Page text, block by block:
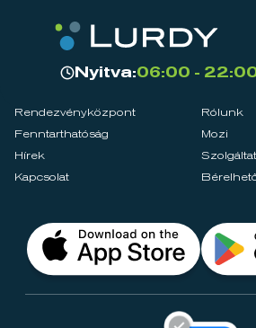
Nyitva:06:00 -
Rendezvényközpont
Rólunk
Fenntarthatóság
Mozi
Hírek
Kapcsolat